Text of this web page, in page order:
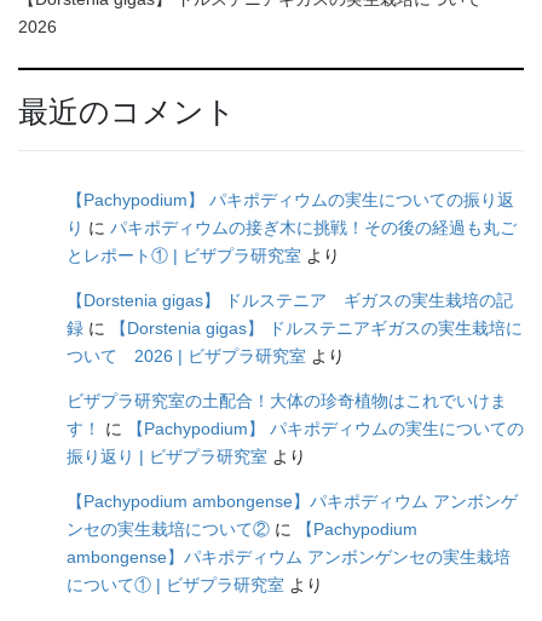
2026
最近のコメント
【Pachypodium】 パキポディウムの実生についての振り返
り に パキポディウムの接ぎ木に挑戦！その後の経過も丸ご
とレポート① | ビザプラ研究室 より
【Dorstenia gigas】 ドルステニア ギガスの実生栽培の記
録 に
【Dorstenia gigas】 ドルステニアギガスの実生栽培に
ついて 2026 | ビザプラ研究室 より
ビザプラ研究室の土配合！大体の珍奇植物はこれでいけま
す！
に
【Pachypodium】 パキポディウムの実生についての
振り返り | ビザプラ研究室 より
【Pachypodium ambongense】パキポディウム アンボンゲ
ンセの実生栽培について② に
【Pachypodium
ambongense】パキポディウム アンボンゲンセの実生栽培
について① | ビザプラ研究室 より